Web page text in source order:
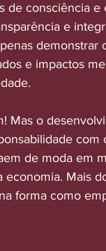
de consciência
e
e impactos
Mas o
de moda em
Mais
forma como